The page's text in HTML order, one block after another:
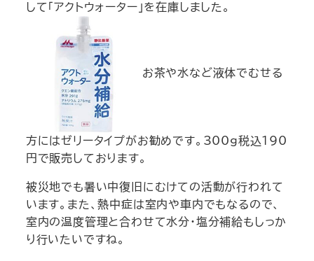
して「アクトウォーター」を在庫しました。
お茶や水など液体でむせる
方にはゼリータイプがお勧めです。300ｇ税込190
円で販売しております。
被災地でも暑い中復旧にむけての活動が行われて
います。また、熱中症は室内や車内でもなるので、
室内の温度管理と合わせて水分・塩分補給もしっか
り行いたいですね。